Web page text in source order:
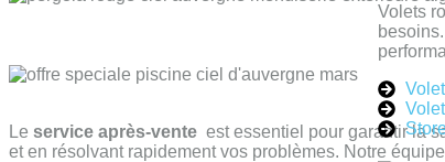
Volets
Le service après-vente est essentiel pour garantir la
et en résolvant rapidement vos problèmes. Notre